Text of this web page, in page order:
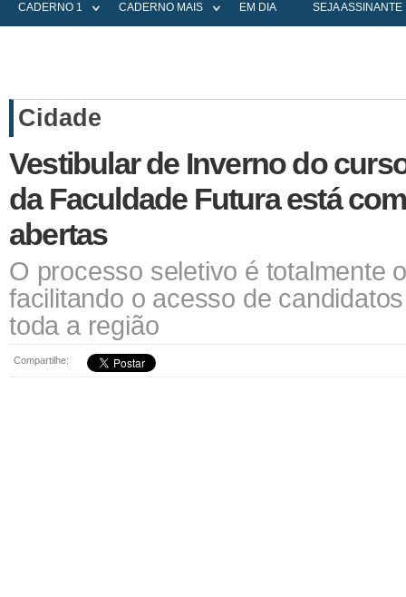
CADERNO 1 CADERNO MAIS EM DIA SEJA ASSINANTE
Cidade
Vestibular de Inverno do
da Faculdade Futura está
abertas
O processo seletivo é totalmente
facilitando o acesso de
toda a região
Compartilhe: